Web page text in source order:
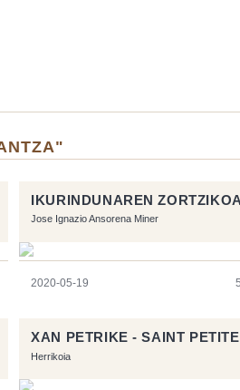
IKURINDUNAREN ZORTZIKOA
Jose Ignazio Ansorena Miner
2020-05-19
XAN PETRIKE - SAINT
Herrikoia